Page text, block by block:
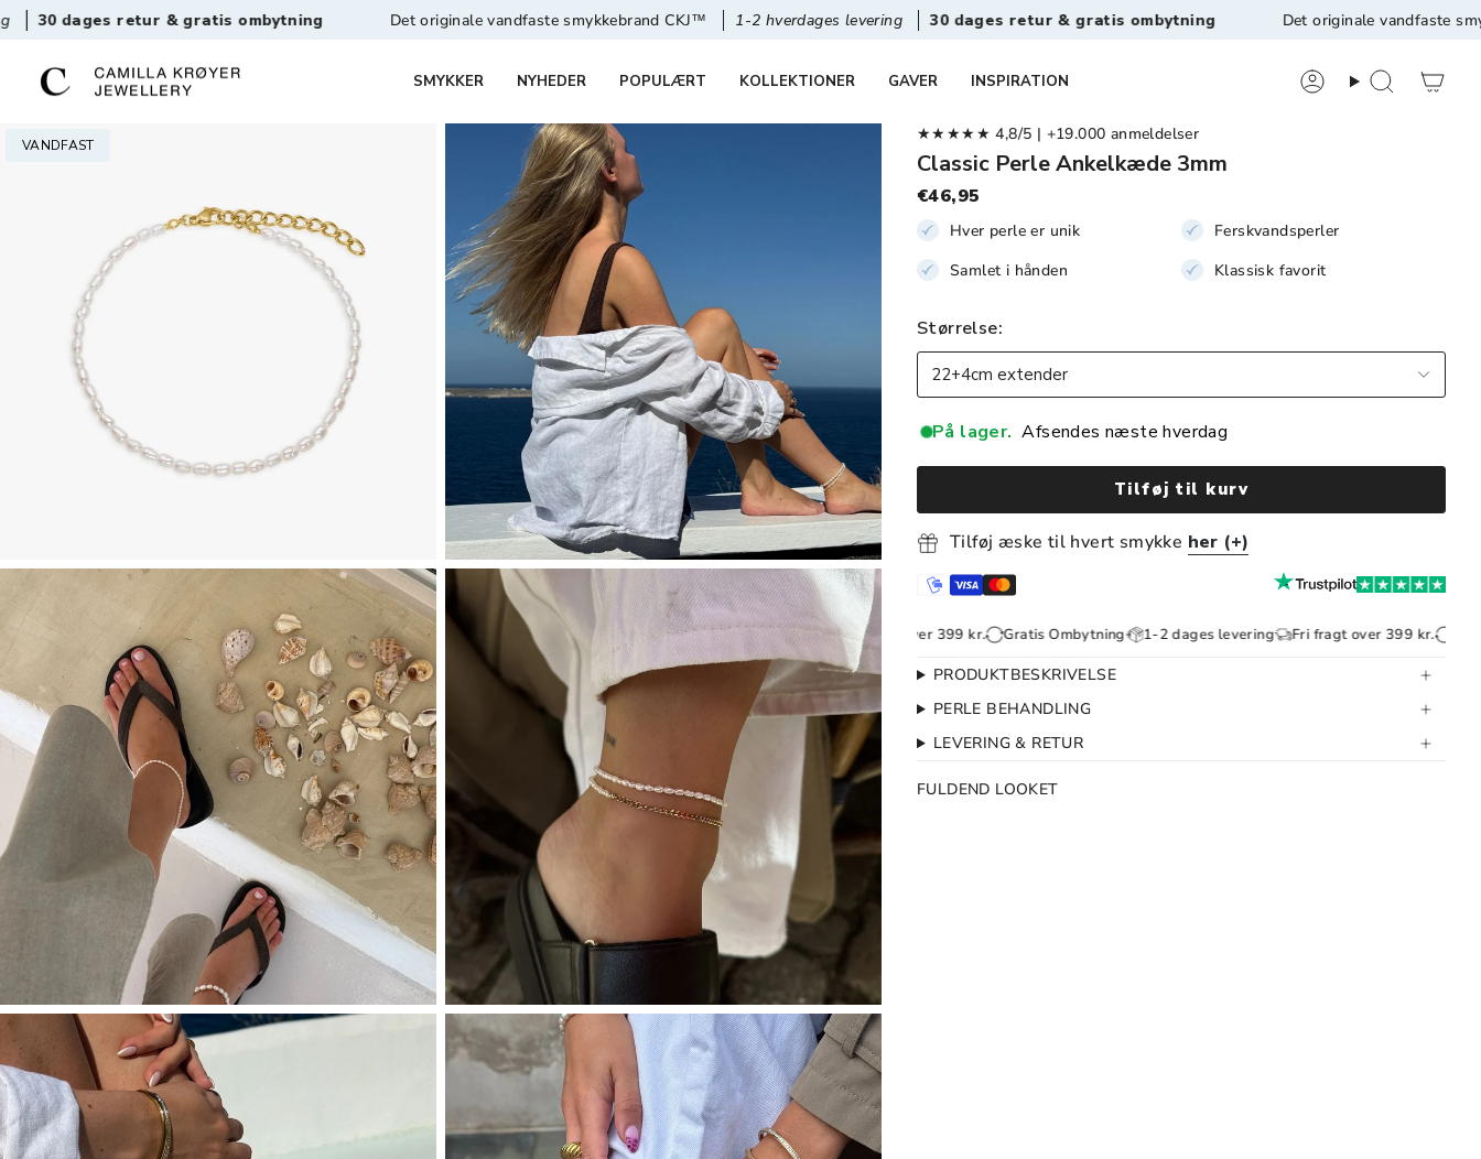
retur & gratis ombytning Det originale vandfaste smykkebrand CKJ™ 1-2 hverdages levering 30 dages retur & gratis ombytning Det originale vandfaste smykkebrand
SMYKKER NYHEDER POPULÆRT KOLLEKTIONER GAVER INSPIRATION
VANDFAST
★★★★★ 4,8/5 | +19.000 anmeldelser
Classic Perle Ankelkæde 3mm
€46,95
Hver perle er unik
Ferskvandsperler
Samlet i hånden
Klassisk favorit
Størrelse
22+4cm extender
På lager. Afsendes næste hverdag
Tilføj til kurv
Tilføj æske til hvert smykke her (+)
Gratis Ombytning 1-2 dages levering Fri fragt over 399 kr. Gratis Ombytning 1-2 dages levering Fri fragt over 399 kr. Gratis
PRODUKTBESKRIVELSE
PERLE BEHANDLING
LEVERING & RETUR
FULDEND LOOKET